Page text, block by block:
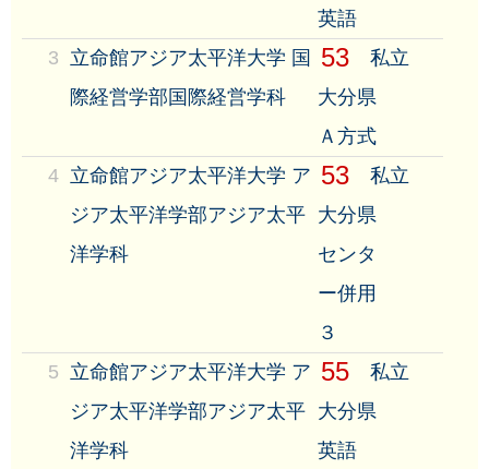
英語
3 立命館アジア太平洋大学 国
際経営学部国際経営学科
53
私立
大分県
Ａ方式
4 立命館アジア太平洋大学 ア
ジア太平洋学部アジア太平
洋学科
53
私立
大分県
センタ
ー併用
３
5 立命館アジア太平洋大学 ア
ジア太平洋学部アジア太平
洋学科
55
私立
大分県
英語